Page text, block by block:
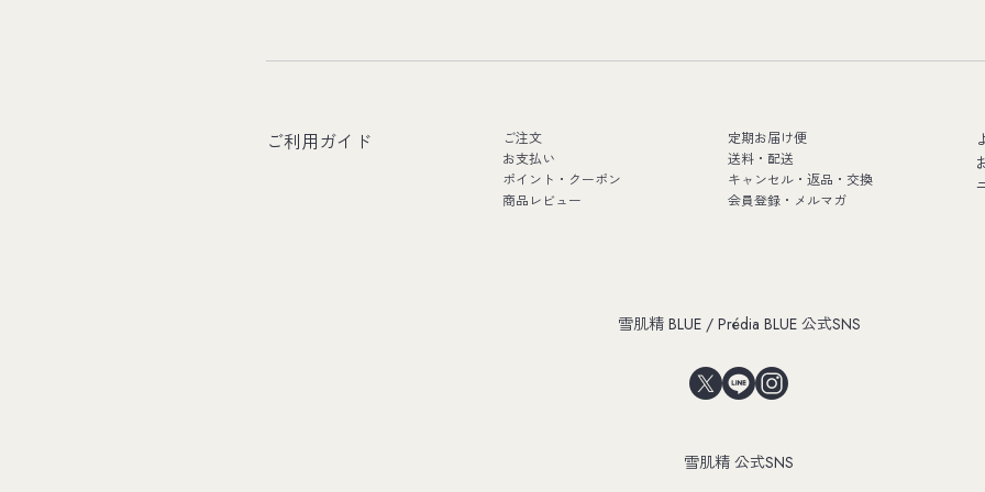
ご利用ガイド ご注文
定期お届け便
お支払い
送料・配送
ポイント・クーポン
キャンセル・返品・交換
商品レビュー
会員登録・メルマガ
雪肌精 BLUE / Prédia BLUE 公式SNS
雪肌精 公式SNS